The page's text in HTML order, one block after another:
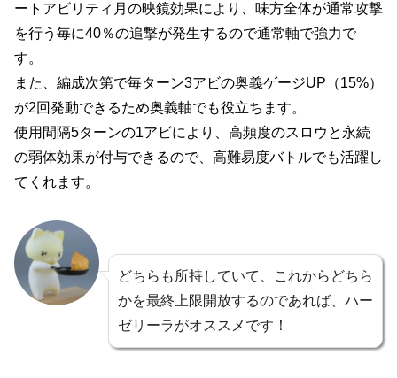
ートアビリティ月の映鏡効果により、味方全体が通常攻撃
を行う毎に40％の追撃が発生するので通常軸で強力で
す。
また、編成次第で毎ターン3アビの奥義ゲージUP（15%）
が2回発動できるため奥義軸でも役立ちます。
使用間隔5ターンの1アビにより、高頻度のスロウと永続
の弱体効果が付与できるので、高難易度バトルでも活躍し
てくれます。
どちらも所持していて、これからどちら
かを最終上限開放するのであれば、ハー
ゼリーラがオススメです！